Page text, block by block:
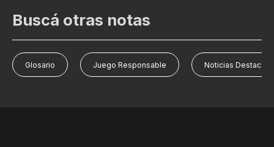
Buscá otras notas
Glosario Juego Responsable Noticias